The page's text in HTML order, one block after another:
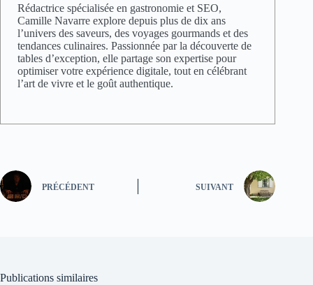
Rédactrice spécialisée en gastronomie et SEO,
Camille Navarre explore depuis plus de dix ans
l’univers des saveurs, des voyages gourmands et des
tendances culinaires. Passionnée par la découverte de
tables d’exception, elle partage son expertise pour
optimiser votre expérience digitale, tout en célébrant
l’art de vivre et le goût authentique.
PRÉCÉDENT SUIVANT
Publications similaires